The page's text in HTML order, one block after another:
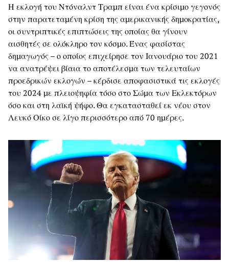
Η εκλογή του Ντόναλντ Τραμπ είναι ένα κρίσιμο γεγονός
στην παρατεταμένη κρίση της αμερικανικής δημοκρατίας,
οι συντριπτικές επιπτώσεις της οποίας θα γίνουν
αισθητές σε ολόκληρο τον κόσμο. Ένας φασίστας
δημαγωγός – ο οποίος επιχείρησε τον Ιανουάριο του 2021
να ανατρέψει βίαια το αποτέλεσμα των τελευταίων
προεδρικών εκλογών – κέρδισε αποφασιστικά τις εκλογές
του 2024 με πλειοψηφία τόσο στο Σώμα των Εκλεκτόρων
όσο και στη λαϊκή ψήφο. Θα εγκατασταθεί εκ νέου στον
Λευκό Οίκο σε λίγο περισσότερο από 70 ημέρες.